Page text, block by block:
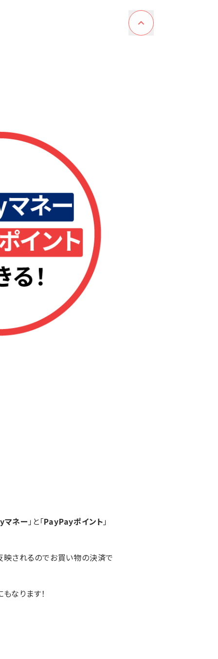
マネー 」と「PayPayポイント 」
映されるのでお買い物の決済で
もなります！